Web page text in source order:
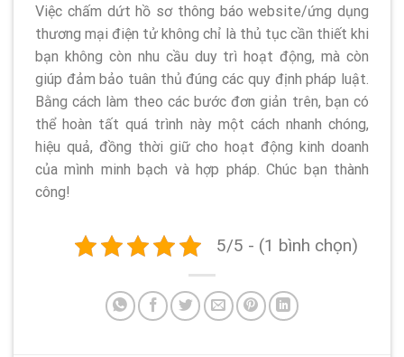
Việc chấm dứt hồ sơ thông báo website/ứng dụng
thương mại điện tử không chỉ là thủ tục cần thiết khi
bạn không còn nhu cầu duy trì hoạt động, mà còn
giúp đảm bảo tuân thủ đúng các quy định pháp luật.
Bằng cách làm theo các bước đơn giản trên, bạn có
thể hoàn tất quá trình này một cách nhanh chóng,
hiệu quả, đồng thời giữ cho hoạt động kinh doanh
của mình minh bạch và hợp pháp. Chúc bạn thành
công!
5/5 - (1 bình chọn)